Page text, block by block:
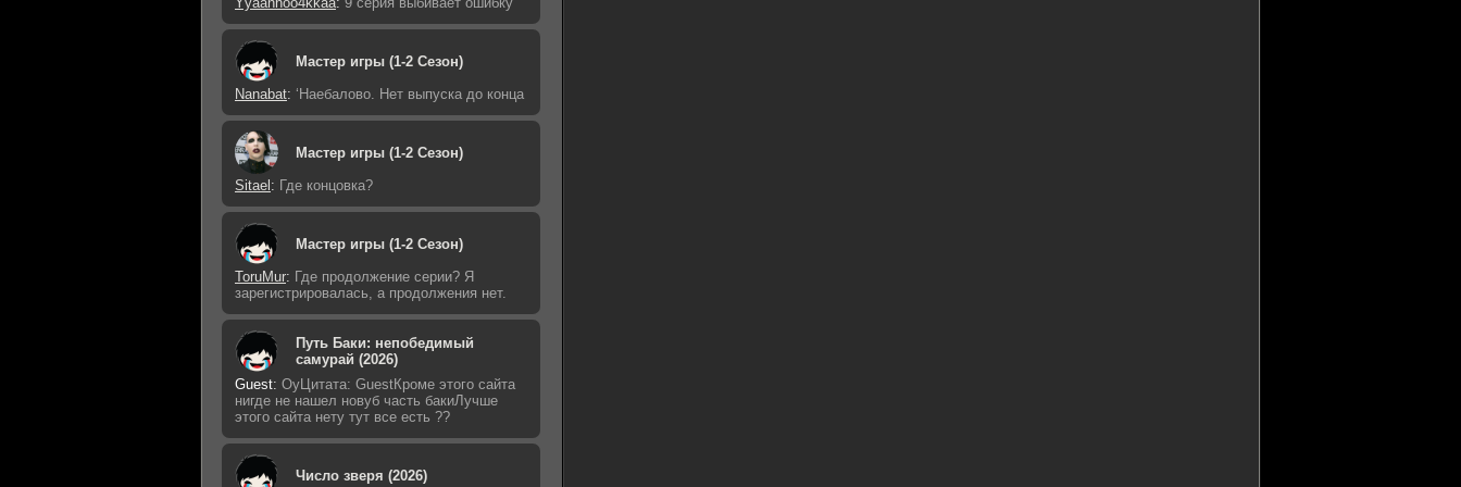
Мастер игры (1-2 Сезон)
Nanabat: ‘Наебалово. Нет выпуска до конца
Мастер игры (1-2 Сезон)
Sitael : Где концовка?
Мастер игры (1-2 Сезон)
ToruMur: Где продолжение серии? Я
зарегистрировалась, а продолжения нет.
Путь Баки: непобедимый
самурай (2026)
Guest: ОуЦитата: GuestКроме этого сайта
нигде не нашел новуб часть бакиЛучше
этого сайта нету тут все есть ??
Число зверя (2026)